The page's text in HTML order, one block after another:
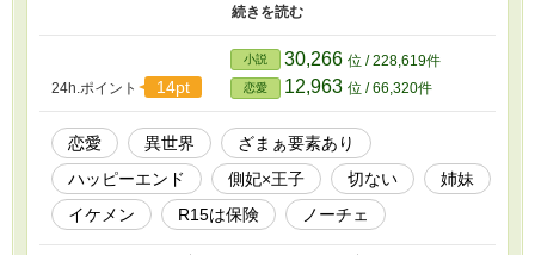
を確信し、危険を承知で彼を密かに匿うことを決意する。地下の密
室で、二人は静かに時を過ごし、絆を深めていく。 しかし、王宮
では陰謀が渦巻き、ヴェーラとアーヴィドの身にも危険が迫る。果
たして、二人はこの困難な状況を乗り越え、永遠の愛を誓い合うこ
とができるのか。 ＊タイトル変更しました。
24h.ポイント 14pt
小説 30,266 位 / 228,619件
恋愛 12,963 位 / 66,320件
恋愛 異世界
ざまぁ要素あり
ハッピーエンド
側妃×王子 切ない
姉妹
イケメン
R15は保険 ノーチェ